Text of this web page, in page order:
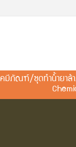
เคมีภัณฑ์/ชุดทำน้ำยาล้